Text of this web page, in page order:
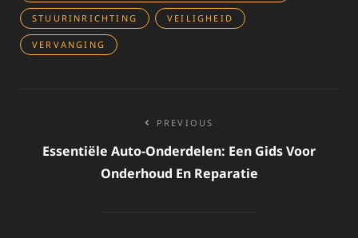
STUURINRICHTING VEILIGHEID
VERVANGING
navigatie
PREVIOUS
Essentiële Auto-Onderdelen: Een Gids Voor
Onderhoud En Reparatie